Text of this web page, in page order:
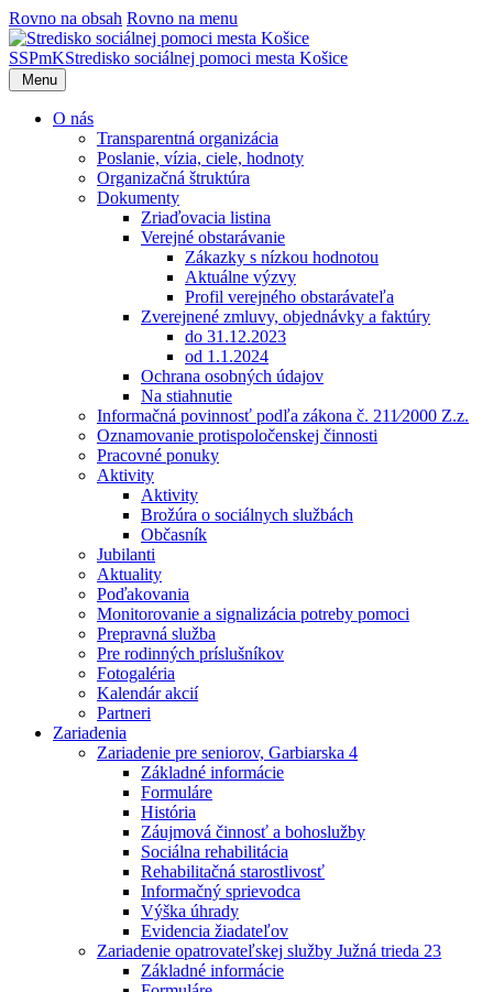
Rovno na obsah Rovno na menu
SSPmKStredisko sociálnej pomoci mesta Košice
Menu
O nás
Transparentná organizácia
Poslanie, vízia, ciele, hodnoty
Organizačná štruktúra
Dokumenty
Zriaďovacia listina
Verejné obstarávanie
Zákazky s nízkou hodnotou
Aktuálne výzvy
Profil verejného obstarávateľa
Zverejnené zmluvy, objednávky a faktúry
do 31.12.2023
od 1.1.2024
Ochrana osobných údajov
Na stiahnutie
Informačná povinnosť podľa zákona č. 211⁄2000 Z.z.
Oznamovanie protispoločenskej činnosti
Pracovné ponuky
Aktivity
Aktivity
Brožúra o sociálnych službách
Občasník
Jubilanti
Aktuality
Poďakovania
Monitorovanie a signalizácia potreby pomoci
Prepravná služba
Pre rodinných príslušníkov
Fotogaléria
Kalendár akcií
Partneri
Zariadenia
Zariadenie pre seniorov, Garbiarska 4
Základné informácie
Formuláre
História
Záujmová činnosť a bohoslužby
Sociálna rehabilitácia
Rehabilitačná starostlivosť
Informačný sprievodca
Výška úhrady
Evidencia žiadateľov
Zariadenie opatrovateľskej služby Južná trieda 23
Základné informácie